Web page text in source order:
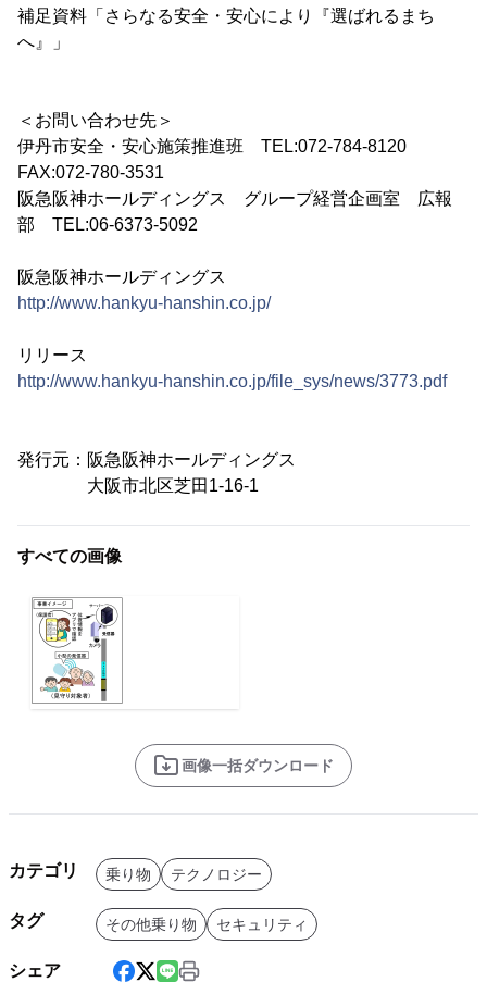
補足資料「さらなる安全・安心により『選ばれるまち
へ』」
＜お問い合わせ先＞
伊丹市安全・安心施策推進班 TEL:072-784-8120
FAX:072-780-3531
阪急阪神ホールディングス グループ経営企画室 広報
部 TEL:06-6373-5092
阪急阪神ホールディングス
http://www.hankyu-hanshin.co.jp/
リリース
http://www.hankyu-hanshin.co.jp/file_sys/news/3773.pdf
発行元：阪急阪神ホールディングス
大阪市北区芝田1-16-1
すべての画像
画像一括ダウンロード
カテゴリ 乗り物 テクノロジー
タグ その他乗り物 セキュリティ
シェア